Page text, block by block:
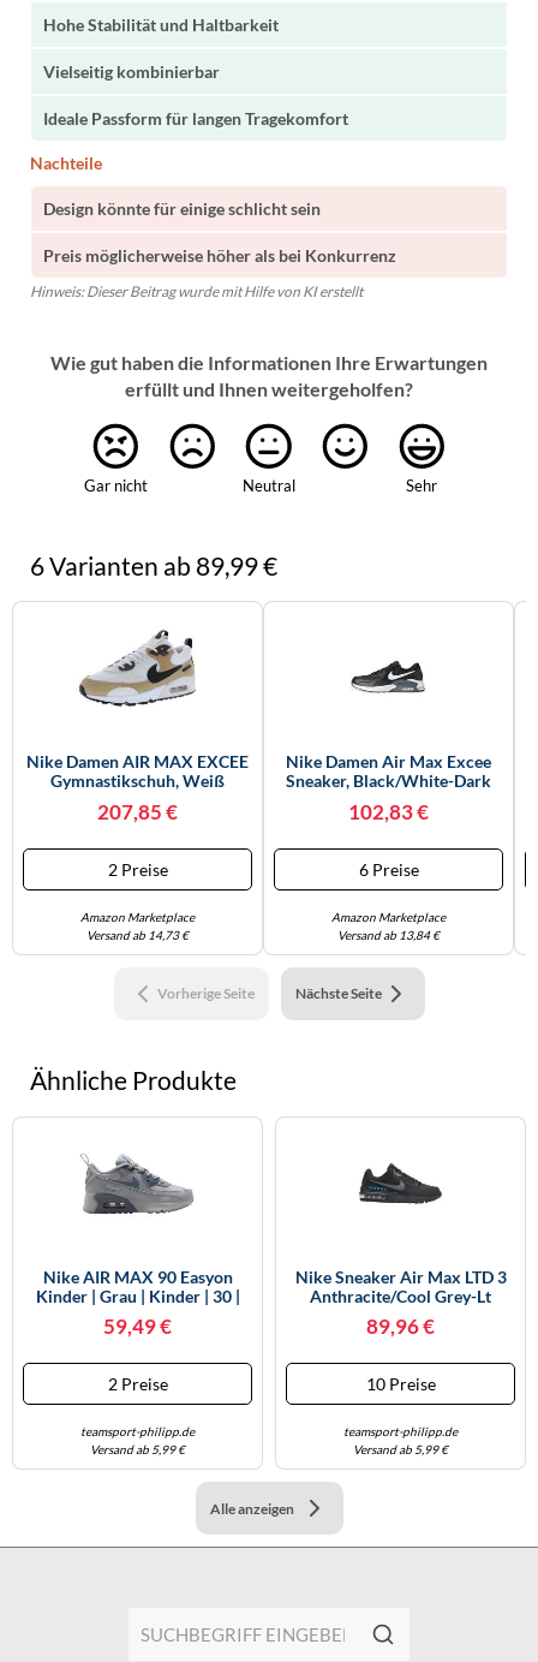
Hohe Stabilität und Haltbarkeit
Vielseitig kombinierbar
Ideale Passform für langen Tragekomfort
Nachteile
Design könnte für einige schlicht sein
Preis möglicherweise höher als bei Konkurrenz
Hinweis: Dieser Beitrag wurde mit Hilfe von KI erstellt
Wie gut haben die Informationen Ihre Erwartungen
erfüllt und Ihnen weitergeholfen?
Gar nicht Neutral Sehr
6 Varianten ab 89,99 €
Nike Damen AIR MAX EXCEE
Gymnastikschuh, Weiß
207,85 €
2 Preise
Amazon Marketplace
Versand ab 14,73 €
Nike Damen Air Max Excee
Sneaker, Black/White-Dark
102,83 €
6 Preise
Amazon Marketplace
Versand ab 13,84 €
Vorherige Seite Nächste Seite
Ähnliche Produkte
Nike AIR MAX 90 Easyon
Kinder | Grau | Kinder | 30 |
IH1417-032 30
59,49 €
2 Preise
teamsport-philipp.de
Versand ab 5,99 €
Nike Sneaker Air Max LTD 3
Anthracite/Cool Grey-Lt
Current Blue Herren Größe 41
89,96 €
10 Preise
teamsport-philipp.de
Versand ab 5,99 €
Alle anzeigen